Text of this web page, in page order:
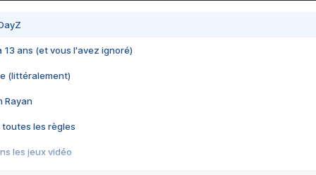
13 ans (et vous l'avez ignoré)
(littéralement)
Rayan
toutes les règles
les jeux vidéo